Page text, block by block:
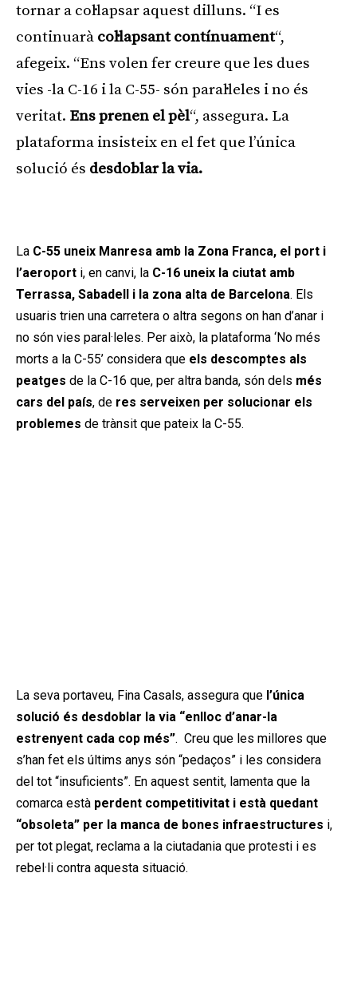
tornar a col·lapsar aquest dilluns. “I es
continuarà col·lapsant contínuament“,
afegeix. “Ens volen fer creure que les dues
vies -la C-16 i la C-55- són paral·leles i no és
veritat. Ens prenen el pèl“, assegura. La
plataforma insisteix en el fet que l’única
solució és desdoblar la via.
La C-55 uneix Manresa amb la Zona Franca, el port i
l’aeroport i, en canvi, la C-16 uneix la ciutat amb
Terrassa, Sabadell i la zona alta de Barcelona. Els
usuaris trien una carretera o altra segons on han d’anar i
no són vies paral·leles. Per això, la plataforma ‘No més
morts a la C-55’ considera que els descomptes als
peatges de la C-16 que, per altra banda, són dels més
cars del país, de res serveixen per solucionar els
problemes de trànsit que pateix la C-55.
La seva portaveu, Fina Casals, assegura que l’única
solució és desdoblar la via “enlloc d’anar-la
estrenyent cada cop més”. Creu que les millores que
s’han fet els últims anys són “pedaços” i les considera
del tot “insuficients”. En aquest sentit, lamenta que la
comarca està perdent competitivitat i està quedant
“obsoleta” per la manca de bones infraestructures i,
per tot plegat, reclama a la ciutadania que protesti i es
rebel·li contra aquesta situació.